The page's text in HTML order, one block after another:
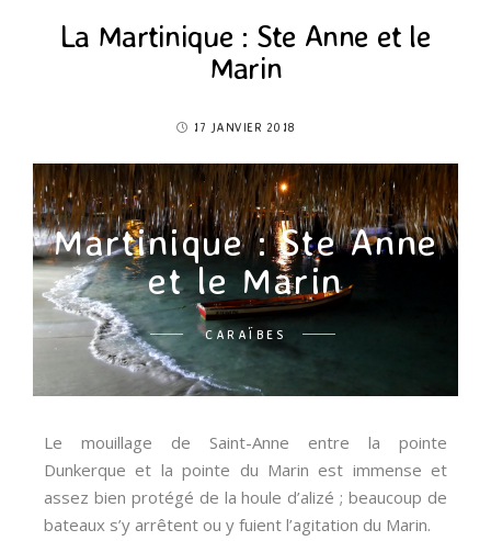
La Martinique : Ste Anne et le
Marin
17 JANVIER 2018
Martinique : Ste Anne
et le Marin
CARAÏBES
Le mouillage de Saint-Anne entre la pointe
Dunkerque et la pointe du Marin est immense et
assez bien protégé de la houle d’alizé ; beaucoup de
bateaux s’y arrêtent ou y fuient l’agitation du Marin.